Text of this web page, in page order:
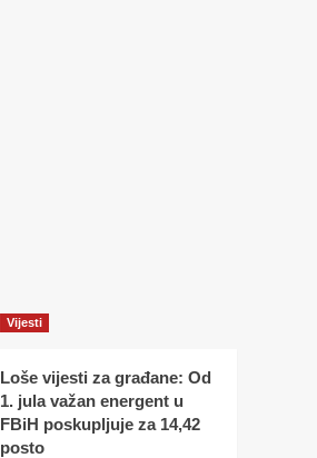
Vijesti
Loše vijesti za građane: Od
1. jula važan energent u
FBiH poskupljuje za 14,42
posto